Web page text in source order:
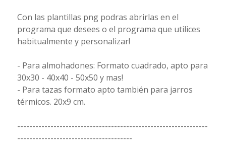
Con las plantillas png podras abrirlas en el
programa que desees o el programa que utilices
habitualmente y personalizar!
- Para almohadones: Formato cuadrado, apto para
30x30 - 40x40 - 50x50 y mas!
- Para tazas formato apto también para jarros
térmicos. 20x9 cm.
---------------------------------------------------------------
--------------------------------------